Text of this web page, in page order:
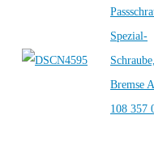
Spezial-
Schraube,
Bremse
108 357